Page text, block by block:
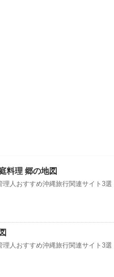
料理 郷の地図
理人おすすめ沖縄旅行関連サイト3
理人おすすめ沖縄旅行関連サイト3